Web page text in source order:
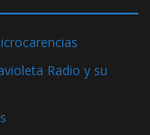
Radio y su